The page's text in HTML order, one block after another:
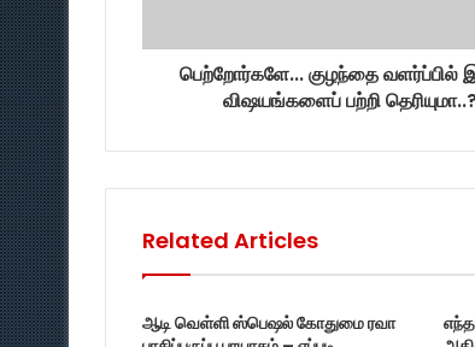
பெற்றோர்களே... குழந்தை வளர்ப்பில்
விஷயங்களைப் பற்றி
Related Articles
ஆடி வெள்ளி ஸ்பெஷல் கோதுமை ரவா